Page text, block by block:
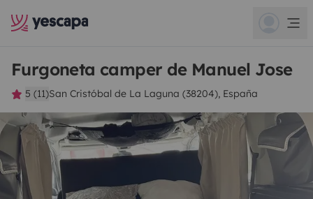
Furgoneta camper de Manuel Jose
5 (11)San Cristóbal de La Laguna (38204), España